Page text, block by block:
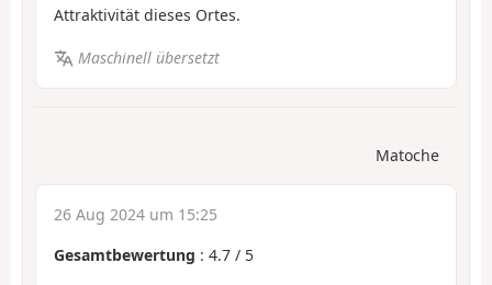
Attraktivität dieses Ortes.
Maschinell übersetzt
Matoche
26 Aug 2024 um 15:25
Gesamtbewertung : 4.7 / 5